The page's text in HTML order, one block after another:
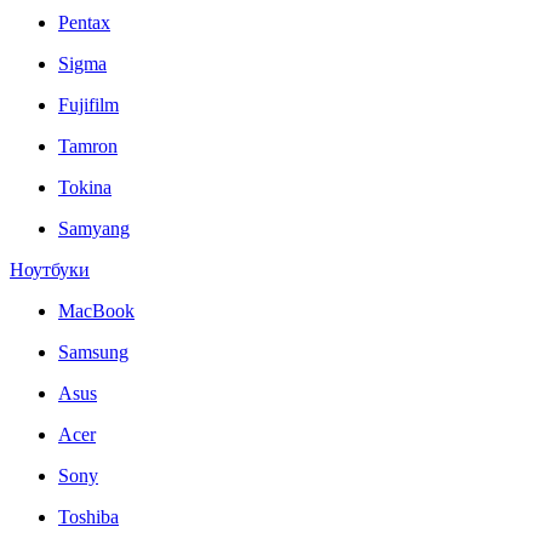
Pentax
Sigma
Fujifilm
Tamron
Tokina
Samyang
Ноутбуки
MacBook
Samsung
Asus
Acer
Sony
Toshiba